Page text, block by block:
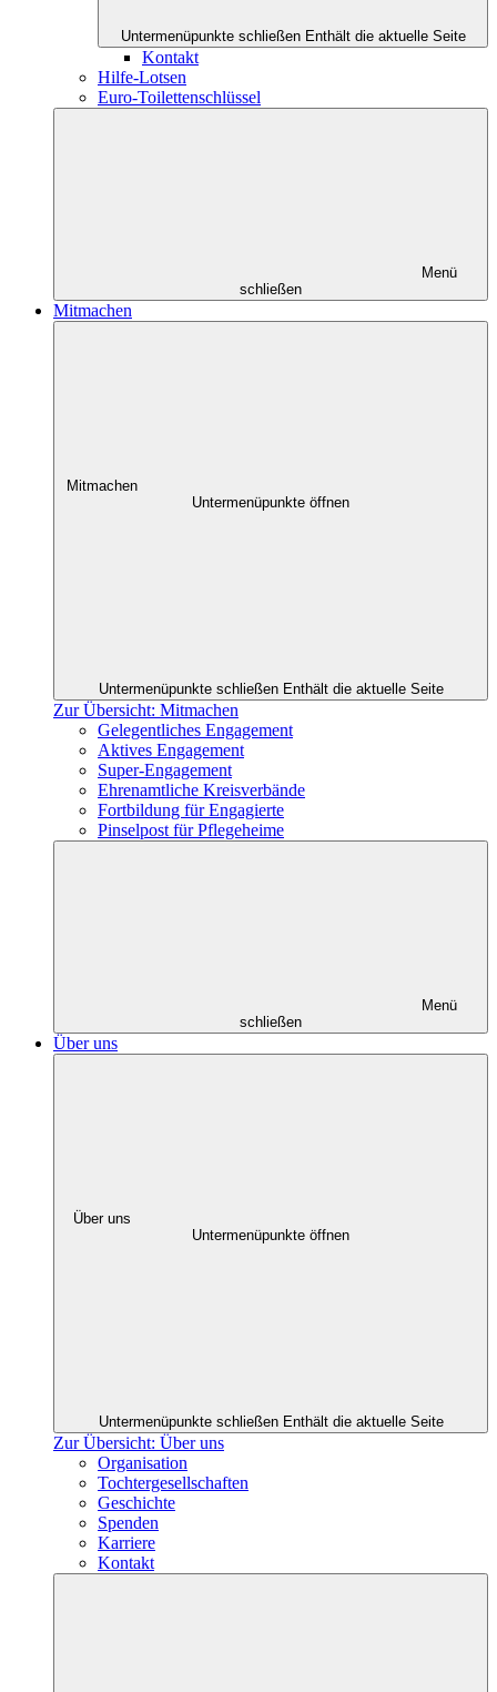
Untermenüpunkte schließen Enthält die aktuelle Seite
Kontakt
Hilfe-Lotsen
Euro-Toilettenschlüssel
Menü
schließen
Mitmachen
Mitmachen
Untermenüpunkte öffnen
Untermenüpunkte schließen Enthält die aktuelle Seite
Zur Übersicht: Mitmachen
Gelegentliches Engagement
Aktives Engagement
Super-Engagement
Ehrenamtliche Kreisverbände
Fortbildung für Engagierte
Pinselpost für Pflegeheime
Menü
schließen
Über uns
Über uns
Untermenüpunkte öffnen
Untermenüpunkte schließen Enthält die aktuelle Seite
Zur Übersicht: Über uns
Organisation
Tochtergesellschaften
Geschichte
Spenden
Karriere
Kontakt